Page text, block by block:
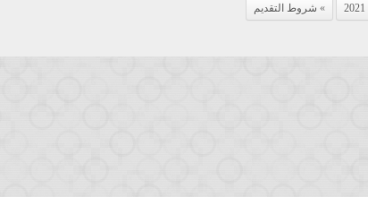
شروط التقديم